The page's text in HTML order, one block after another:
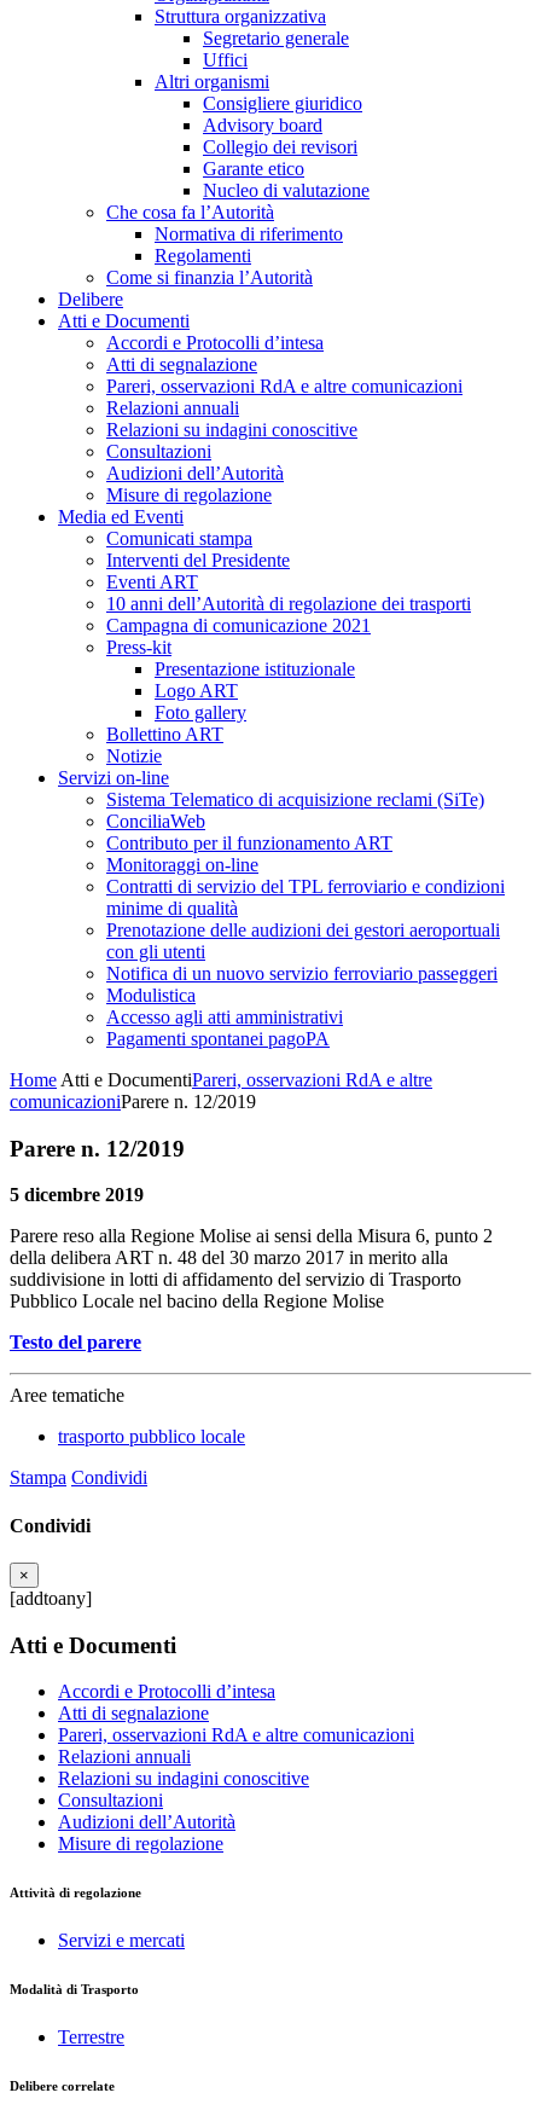
Struttura organizzativa
Segretario generale
Uffici
Altri organismi
Consigliere giuridico
Advisory board
Collegio dei revisori
Garante etico
Nucleo di valutazione
Che cosa fa l’Autorità
Normativa di riferimento
Regolamenti
Come si finanzia l’Autorità
Delibere
Atti e Documenti
Accordi e Protocolli d’intesa
Atti di segnalazione
Pareri, osservazioni RdA e altre comunicazioni
Relazioni annuali
Relazioni su indagini conoscitive
Consultazioni
Audizioni dell’Autorità
Misure di regolazione
Media ed Eventi
Comunicati stampa
Interventi del Presidente
Eventi ART
10 anni dell’Autorità di regolazione dei trasporti
Campagna di comunicazione 2021
Press-kit
Presentazione istituzionale
Logo ART
Foto gallery
Bollettino ART
Notizie
Servizi on-line
Sistema Telematico di acquisizione reclami (SiTe)
ConciliaWeb
Contributo per il funzionamento ART
Monitoraggi on-line
Contratti di servizio del TPL ferroviario e condizioni
minime di qualità
Prenotazione delle audizioni dei gestori aeroportuali
con gli utenti
Notifica di un nuovo servizio ferroviario passeggeri
Modulistica
Accesso agli atti amministrativi
Pagamenti spontanei pagoPA
Home Atti e DocumentiPareri, osservazioni RdA e altre
comunicazioniParere n. 12/2019
Parere n. 12/2019
5 dicembre 2019
Parere reso alla Regione Molise ai sensi della Misura 6, punto 2
della delibera ART n. 48 del 30 marzo 2017 in merito alla
suddivisione in lotti di affidamento del servizio di Trasporto
Pubblico Locale nel bacino della Regione Molise
Testo del parere
Aree tematiche
trasporto pubblico locale
Stampa Condividi
Condividi
×
[addtoany]
Atti e Documenti
Accordi e Protocolli d’intesa
Atti di segnalazione
Pareri, osservazioni RdA e altre comunicazioni
Relazioni annuali
Relazioni su indagini conoscitive
Consultazioni
Audizioni dell’Autorità
Misure di regolazione
Attività di regolazione
Servizi e mercati
Modalità di Trasporto
Terrestre
Delibere correlate